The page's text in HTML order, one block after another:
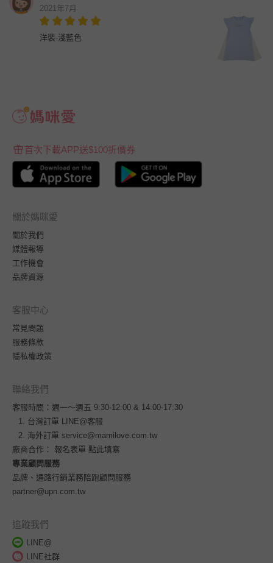
2021年7月
洋裝-淺藍色
首次下載APP送$100折價券
關於媽咪愛
關於我們
媒體報導
工作機會
品牌資源
客服中心
常見問題
服務條款
隱私權政策
聯絡我們
客服時間：週一～週五 9:30-12:00 & 14:00-17:30
台灣訂單
LINE@客服
海外訂單 service@mamilove.com.tw
廠商合作： 報名表單 點此填寫
專業顧問服務
品牌、通路行銷業務陪跑顧問服務
partner@upn.com.tw
追蹤我們
LINE@
LINE社群